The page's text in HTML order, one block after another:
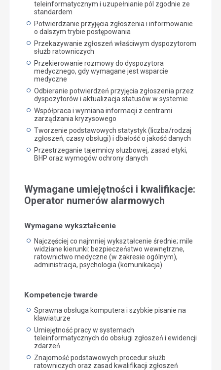
teleinformatycznym i uzupełnianie pól zgodnie ze
standardem
Potwierdzanie przyjęcia zgłoszenia i informowanie
o dalszym trybie postępowania
Przekazywanie zgłoszeń właściwym dyspozytorom
służb ratowniczych
Przekierowanie rozmowy do dyspozytora
medycznego, gdy wymagane jest wsparcie
medyczne
Odbieranie potwierdzeń przyjęcia zgłoszenia przez
dyspozytorów i aktualizacja statusów w systemie
Współpraca i wymiana informacji z centrami
zarządzania kryzysowego
Tworzenie podstawowych statystyk (liczba/rodzaj
zgłoszeń, czasy obsługi) i dbałość o jakość danych
Przestrzeganie tajemnicy służbowej, zasad etyki,
BHP oraz wymogów ochrony danych
Wymagane umiejętności i kwalifikacje:
Operator numerów alarmowych
Wymagane wykształcenie
Najczęściej co najmniej wykształcenie średnie; mile
widziane kierunki: bezpieczeństwo wewnętrzne,
ratownictwo medyczne (w zakresie ogólnym),
administracja, psychologia (komunikacja)
Kompetencje twarde
Sprawna obsługa komputera i szybkie pisanie na
klawiaturze
Umiejętność pracy w systemach
teleinformatycznych do obsługi zgłoszeń i ewidencji
zdarzeń
Znajomość podstawowych procedur służb
ratowniczych oraz zasad kwalifikacji zgłoszeń